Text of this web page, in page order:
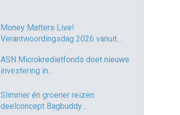
Money Matters Live!
Verantwoordingsdag 2026 vanuit…
ASN Microkredietfonds doet nieuwe
investering in…
Slimmer én groener reizen:
deelconcept Bagbuddy…